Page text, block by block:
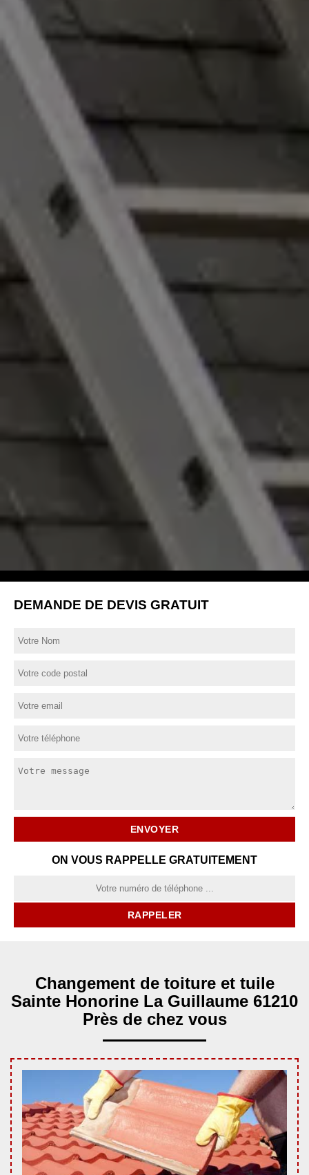
DEMANDE DE DEVIS GRATUIT
ON VOUS RAPPELLE GRATUITEMENT
Changement de toiture et tuile
Sainte Honorine La Guillaume 61210
Près de chez vous